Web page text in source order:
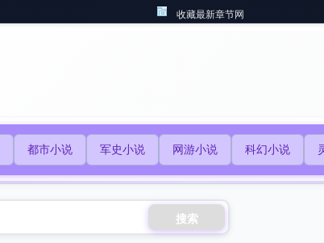
收藏最新章节网
都市小说 军史小说 网游小说 科幻小说
搜索